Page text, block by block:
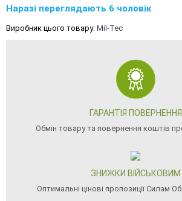
Наразі переглядають 6 чоловік
Виробник цього товару: Mil-Tec
ГАРАНТІЯ ПОВЕРНЕННЯ
Обмін товару та повернення коштів
ЗНИЖКИ ВІЙСЬКОВИМ
Оптимальні цінові пропозиції Силам